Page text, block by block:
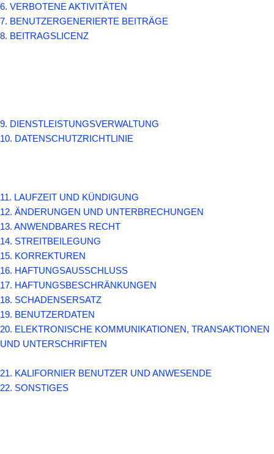
6. VERBOTENE AKTIVITÄTEN
7. BENUTZERGENERIERTE BEITRÄGE
8. BEITRAGSLICENZ
9. DIENSTLEISTUNGSVERWALTUNG
10. DATENSCHUTZRICHTLINIE
11. LAUFZEIT UND KÜNDIGUNG
12. ÄNDERUNGEN UND UNTERBRECHUNGEN
13. ANWENDBARES RECHT
14. STREITBEILEGUNG
15. KORREKTUREN
16. HAFTUNGSAUSSCHLUSS
17. HAFTUNGSBESCHRÄNKUNGEN
18. SCHADENSERSATZ
19. BENUTZERDATEN
20. ELEKTRONISCHE KOMMUNIKATIONEN, TRANSAKTIONEN
UND UNTERSCHRIFTEN
21. KALIFORNIER BENUTZER UND ANWESENDE
22. SONSTIGES